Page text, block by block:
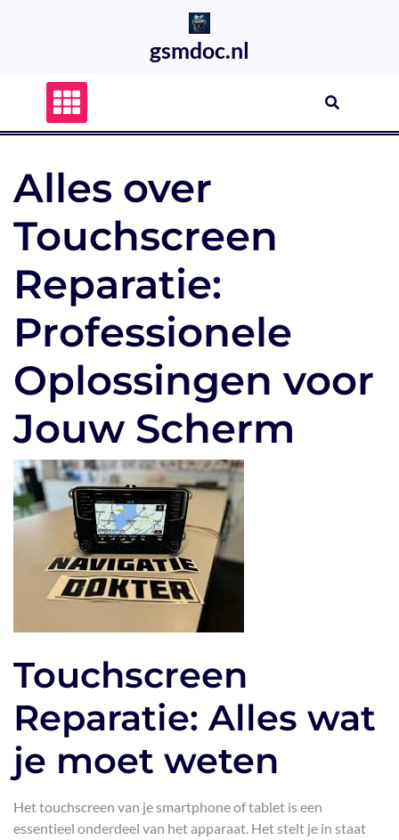
gsmdoc.nl
Alles over
Touchscreen
Reparatie:
Professionele
Oplossingen voor
Jouw Scherm
Touchscreen
Reparatie: Alles wat
je moet weten
Het touchscreen van je smartphone of tablet is een
essentieel onderdeel van het apparaat. Het stelt je in staat